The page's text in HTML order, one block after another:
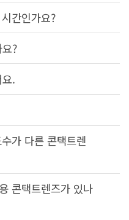
간인가요?
?
.
가 다른 콘택트렌
콘택트렌즈가 있나